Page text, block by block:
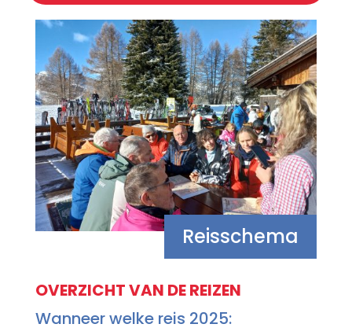
Reisschema
OVERZICHT VAN DE REIZEN
Wanneer welke reis 2025: